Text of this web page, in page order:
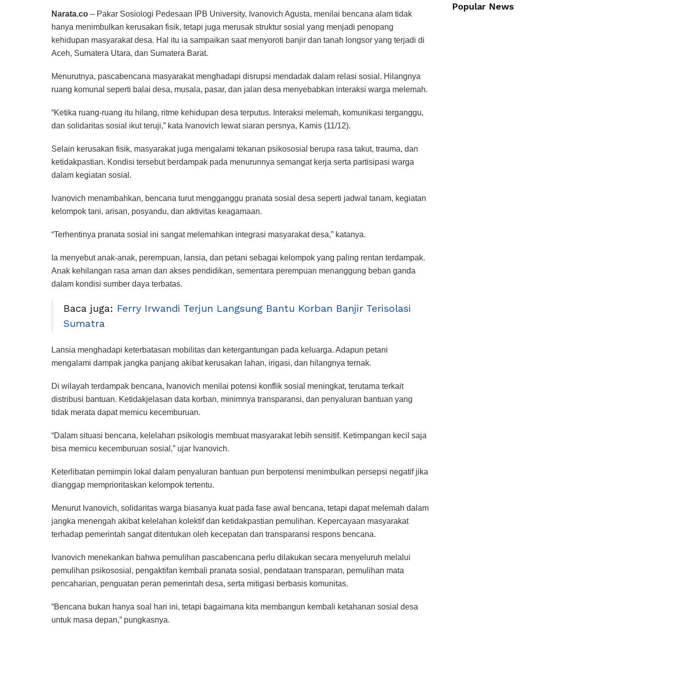
Narata.co – Pakar Sosiologi Pedesaan IPB University, Ivanovich Agusta, menilai bencana alam tidak
hanya menimbulkan kerusakan fisik, tetapi juga merusak struktur sosial yang menjadi penopang
kehidupan masyarakat desa. Hal itu ia sampaikan saat menyoroti banjir dan tanah longsor yang terjadi di
Aceh, Sumatera Utara, dan Sumatera Barat.
Menurutnya, pascabencana masyarakat menghadapi disrupsi mendadak dalam relasi sosial. Hilangnya
ruang komunal seperti balai desa, musala, pasar, dan jalan desa menyebabkan interaksi warga melemah.
“Ketika ruang-ruang itu hilang, ritme kehidupan desa terputus. Interaksi melemah, komunikasi terganggu,
dan solidaritas sosial ikut teruji,” kata Ivanovich lewat siaran persnya, Kamis (11/12).
Selain kerusakan fisik, masyarakat juga mengalami tekanan psikososial berupa rasa takut, trauma, dan
ketidakpastian. Kondisi tersebut berdampak pada menurunnya semangat kerja serta partisipasi warga
dalam kegiatan sosial.
Ivanovich menambahkan, bencana turut mengganggu pranata sosial desa seperti jadwal tanam, kegiatan
kelompok tani, arisan, posyandu, dan aktivitas keagamaan.
“Terhentinya pranata sosial ini sangat melemahkan integrasi masyarakat desa,” katanya.
Ia menyebut anak-anak, perempuan, lansia, dan petani sebagai kelompok yang paling rentan terdampak.
Anak kehilangan rasa aman dan akses pendidikan, sementara perempuan menanggung beban ganda
dalam kondisi sumber daya terbatas.
Baca juga: Ferry Irwandi Terjun Langsung Bantu Korban Banjir Terisolasi
Sumatra
Lansia menghadapi keterbatasan mobilitas dan ketergantungan pada keluarga. Adapun petani
mengalami dampak jangka panjang akibat kerusakan lahan, irigasi, dan hilangnya ternak.
Di wilayah terdampak bencana, Ivanovich menilai potensi konflik sosial meningkat, terutama terkait
distribusi bantuan. Ketidakjelasan data korban, minimnya transparansi, dan penyaluran bantuan yang
tidak merata dapat memicu kecemburuan.
“Dalam situasi bencana, kelelahan psikologis membuat masyarakat lebih sensitif. Ketimpangan kecil saja
bisa memicu kecemburuan sosial,” ujar Ivanovich.
Keterlibatan pemimpin lokal dalam penyaluran bantuan pun berpotensi menimbulkan persepsi negatif jika
dianggap memprioritaskan kelompok tertentu.
Menurut Ivanovich, solidaritas warga biasanya kuat pada fase awal bencana, tetapi dapat melemah dalam
jangka menengah akibat kelelahan kolektif dan ketidakpastian pemulihan. Kepercayaan masyarakat
terhadap pemerintah sangat ditentukan oleh kecepatan dan transparansi respons bencana.
Ivanovich menekankan bahwa pemulihan pascabencana perlu dilakukan secara menyeluruh melalui
pemulihan psikososial, pengaktifan kembali pranata sosial, pendataan transparan, pemulihan mata
pencaharian, penguatan peran pemerintah desa, serta mitigasi berbasis komunitas.
“Bencana bukan hanya soal hari ini, tetapi bagaimana kita membangun kembali ketahanan sosial desa
untuk masa depan,” pungkasnya.
Popular News